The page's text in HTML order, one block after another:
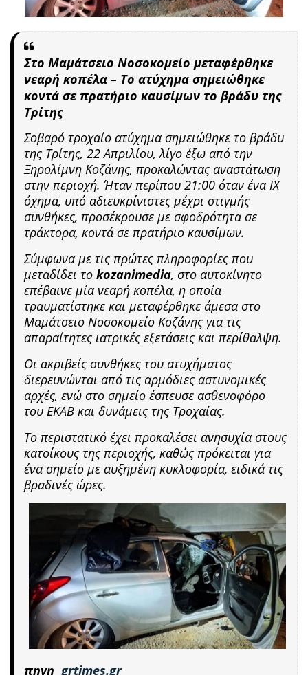
Στο Μαμάτσειο Νοσοκομείο μεταφέρθηκε
νεαρή κοπέλα – Το ατύχημα σημειώθηκε
κοντά σε πρατήριο καυσίμων το βράδυ της
Τρίτης
Σοβαρό τροχαίο ατύχημα σημειώθηκε το βράδυ
της Τρίτης, 22 Απριλίου, λίγο έξω από την
Ξηρολίμνη Κοζάνης, προκαλώντας αναστάτωση
στην περιοχή. Ήταν περίπου 21:00 όταν ένα ΙΧ
όχημα, υπό αδιευκρίνιστες μέχρι στιγμής
συνθήκες, προσέκρουσε με σφοδρότητα σε
τράκτορα, κοντά σε πρατήριο καυσίμων.
Σύμφωνα με τις πρώτες πληροφορίες που
μεταδίδει το kozanimedia, στο αυτοκίνητο
επέβαινε μία νεαρή κοπέλα, η οποία
τραυματίστηκε και μεταφέρθηκε άμεσα στο
Μαμάτσειο Νοσοκομείο Κοζάνης για τις
απαραίτητες ιατρικές εξετάσεις και περίθαλψη.
Οι ακριβείς συνθήκες του ατυχήματος
διερευνώνται από τις αρμόδιες αστυνομικές
αρχές, ενώ στο σημείο έσπευσε ασθενοφόρο
του ΕΚΑΒ και δυνάμεις της Τροχαίας.
Το περιστατικό έχει προκαλέσει ανησυχία στους
κατοίκους της περιοχής, καθώς πρόκειται για
ένα σημείο με αυξημένη κυκλοφορία, ειδικά τις
βραδινές ώρες.
πηγη grtimes.gr